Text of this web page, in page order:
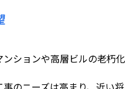
ションや高層ビルの老朽化